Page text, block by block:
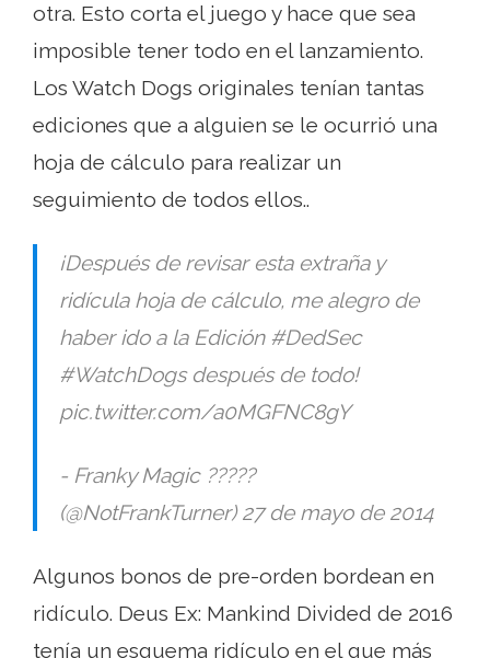
otra. Esto corta el juego y hace que sea
imposible tener todo en el lanzamiento.
Los Watch Dogs originales tenían tantas
ediciones que a alguien se le ocurrió una
hoja de cálculo para realizar un
seguimiento de todos ellos..
¡Después de revisar esta extraña y
ridícula hoja de cálculo, me alegro de
haber ido a la Edición #DedSec
#WatchDogs después de todo!
pic.twitter.com/a0MGFNC8gY
- Franky Magic ?????
(@NotFrankTurner) 27 de mayo de 2014
Algunos bonos de pre-orden bordean en
ridículo. Deus Ex: Mankind Divided de 2016
tenía un esquema ridículo en el que más